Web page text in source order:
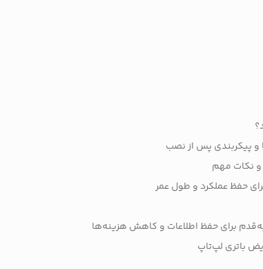
و پیکربندی پس از نصب
و نکات مهم
حفظ عملکرد و طول عمر
برای حفظ اطلاعات و کاهش هزینه‌ها
باتری لپ‌تاپ